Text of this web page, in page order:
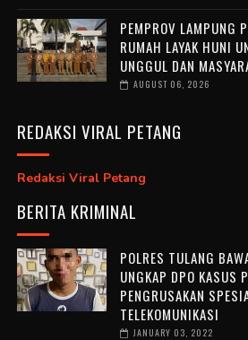
PEMPROV LAMPUNG
RUMAH LAYAK HUNI
UNGGUL DAN
AUGUST 06, 2026
REDAKSI VIRAL PETANG
Redaksi Viral Petang
BERITA KRIMINAL
POLRES TULANG
UNGKAP DPO KASUS
PENGRUSAKAN
TELEKOMUNIKASI
JANUARY 03, 2022